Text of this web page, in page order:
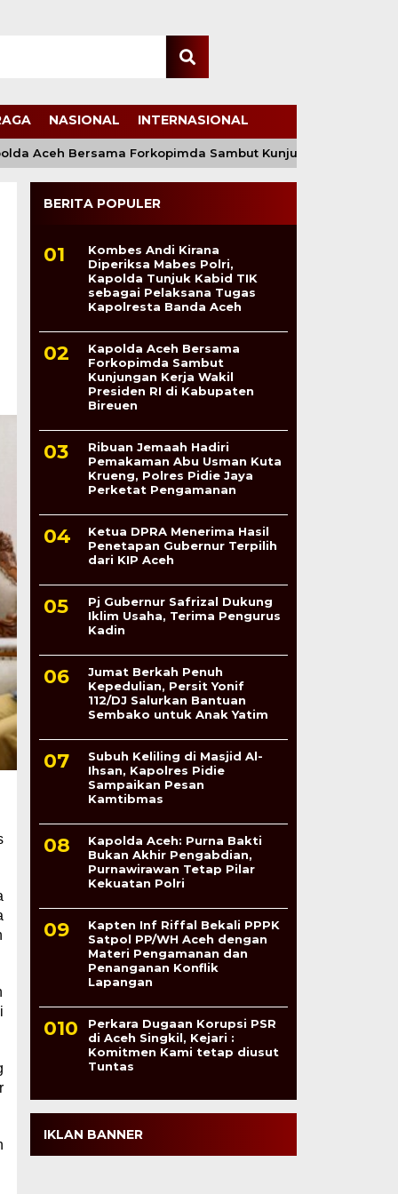
NASIONAL INTERNASIONAL
Aceh Bersama Forkopimda Sambut Kunjungan Kerja Wakil
BERITA POPULER
Kombes Andi Kirana
Diperiksa Mabes Polri,
Kapolda Tunjuk Kabid TIK
sebagai Pelaksana Tugas
Kapolresta Banda Aceh
Kapolda Aceh Bersama
Forkopimda Sambut
Kunjungan Kerja Wakil
Presiden RI di Kabupaten
Bireuen
Ribuan Jemaah Hadiri
Pemakaman Abu Usman Kuta
Krueng, Polres Pidie Jaya
Perketat Pengamanan
Ketua DPRA Menerima Hasil
Penetapan Gubernur Terpilih
dari KIP Aceh
Pj Gubernur Safrizal Dukung
Iklim Usaha, Terima Pengurus
Kadin
Jumat Berkah Penuh
Kepedulian, Persit Yonif
112/DJ Salurkan Bantuan
Sembako untuk Anak Yatim
Subuh Keliling di Masjid Al-
Ihsan, Kapolres Pidie
Sampaikan Pesan
Kamtibmas
Kapolda Aceh: Purna Bakti
Bukan Akhir Pengabdian,
Purnawirawan Tetap Pilar
Kekuatan Polri
Kapten Inf Riffal Bekali PPPK
Satpol PP/WH Aceh dengan
Materi Pengamanan dan
Penanganan Konflik
Lapangan
Perkara Dugaan Korupsi PSR
di Aceh Singkil, Kejari :
Komitmen Kami tetap diusut
Tuntas
IKLAN BANNER